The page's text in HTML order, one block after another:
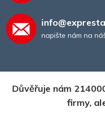
napište nám na
Důvěřuje nám
firmy,